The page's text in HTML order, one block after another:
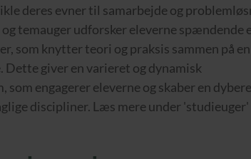
deres evner til samarbejde og
temauger udforsker eleverne spændende
som knytter teori og praksis sammen på en
Dette giver en varieret og dynamisk
som engagerer eleverne og skaber en
discipliner. Læs mere under 'studieuger'